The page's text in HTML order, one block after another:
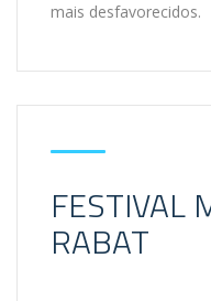
mais desfavorecidos.
FESTIVAL
RABAT